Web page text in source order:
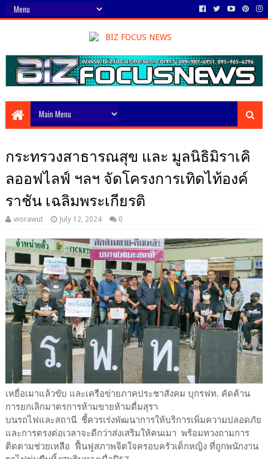
กระทรวงสาธารณสุข และ มูลนิธิมิราเคิ
ลออฟไลฟ์ ฯลฯ จัดโครงการเทิดไท้องค์
ราชัน เฉลิมพระเกียรติ
worawut July 12, 2024 0
เหยื่อเมาแล้วขับ และเครือข่ายภาคประชาสังคม บุกรฟท. คัดค้าน
การยกเลิกมาตรการห้ามขายห้ามดื่มสุรา
บนรถไฟและสถานี ชี้ควรเร่งพัฒนาการให้บริการเพิ่มความปลอดภัย
และการตรงต่อเวลาจะดีกว่าส่งเสริมให้คนเมา พร้อมทวงถามการ
ติดตามช่วยเหลือ ฟื้นฟูสภาพจิตใจครอบครัวเด็กหญิง ที่ถูกพนักงาน